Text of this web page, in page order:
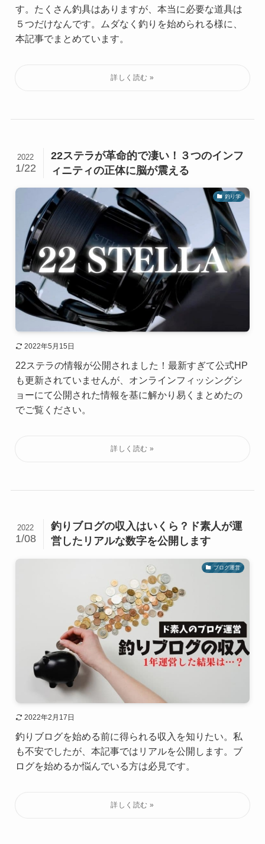
す。たくさん釣具はありますが、本当に必要な道具は
５つだけなんです。ムダなく釣りを始められる様に、
本記事でまとめています。
22ステラが革命的で凄い！３つのインフ
ィニティの正体に脳が震える
2022
1/22
釣り学
2022年5月15日
22ステラの情報が公開されました！最新すぎて公式HP
も更新されていませんが、オンラインフィッシングシ
ョーにて公開された情報を基に解かり易くまとめたの
でご覧ください。
釣りブログの収入はいくら？ド素人が運
営したリアルな数字を公開します
2022
1/08
ブログ運営
2022年2月17日
釣りブログを始める前に得られる収入を知りたい。私
も不安でしたが、本記事ではリアルを公開します。ブ
ログを始めるか悩んでいる方は必見です。